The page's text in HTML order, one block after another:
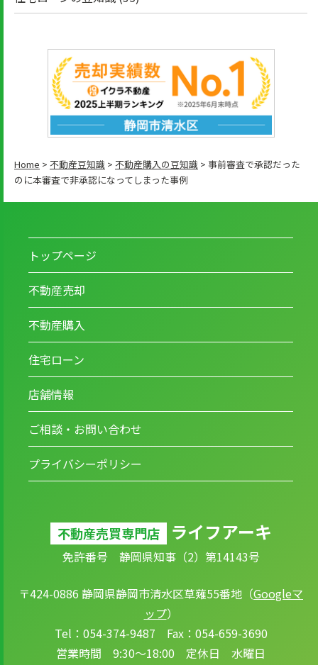
Home > 不動産豆知識 > 不動産購入の豆知識 > 事前審査で承認だった
のに本審査で非承認になってしまった事例
トップページ
不動産売却
不動産購入
住宅ローン
店舗情報
ご相談・お問い合わせ
プライバシーポリシー
不動産売買専門店 ライフアーキ
免許番号 静岡県知事（2）第14143号
〒424-0886 静岡県静岡市清水区草薙55番地（Googleマ
ップ）
Tel：054-374-9487 Fax：054-659-3690
営業時間 9:30～18:00 定休日 水曜日